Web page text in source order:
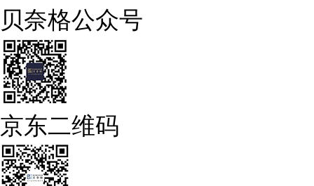
贝奈格公众号
京东二维码